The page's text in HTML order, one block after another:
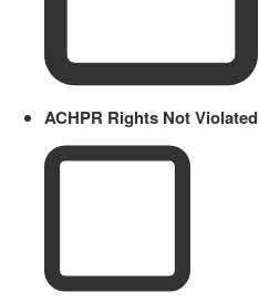
ACHPR Rights Not Violated